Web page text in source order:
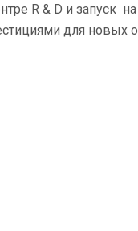
R & D и запуск
для новых